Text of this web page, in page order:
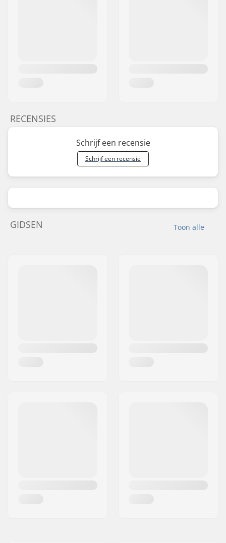
RECENSIES
Schrijf een recensie
Schrijf een recensie
Toon alle
GIDSEN